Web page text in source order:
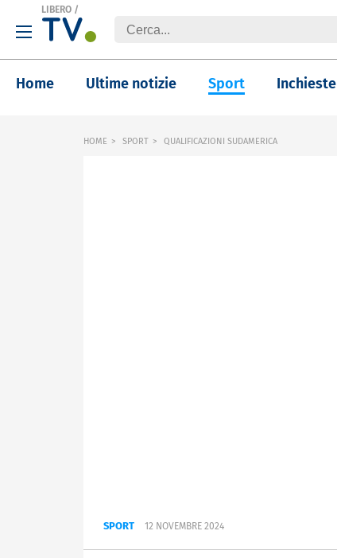
LIBERO /
Home Ultime notizie Sport Inchieste
HOME SPORT QUALIFICAZIONI SUDAMERICA
SPORT 12 NOVEMBRE 2024